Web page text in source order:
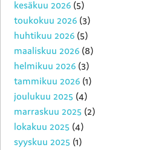
kesäkuu 2026 (5)
toukokuu 2026 (3)
huhtikuu 2026 (5)
maaliskuu 2026 (8)
helmikuu 2026 (3)
tammikuu 2026 (1)
joulukuu 2025 (4)
marraskuu 2025 (2)
lokakuu 2025 (4)
syyskuu 2025 (1)